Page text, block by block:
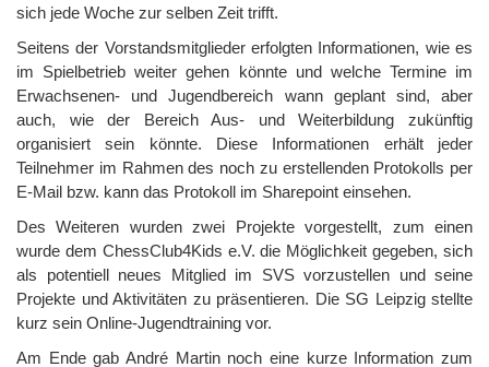
sich jede Woche zur selben Zeit trifft.
Seitens der Vorstandsmitglieder erfolgten Informationen, wie es
im Spielbetrieb weiter gehen könnte und welche Termine im
Erwachsenen- und Jugendbereich wann geplant sind, aber
auch, wie der Bereich Aus- und Weiterbildung zukünftig
organisiert sein könnte. Diese Informationen erhält jeder
Teilnehmer im Rahmen des noch zu erstellenden Protokolls per
E-Mail bzw. kann das Protokoll im Sharepoint einsehen.
Des Weiteren wurden zwei Projekte vorgestellt, zum einen
wurde dem ChessClub4Kids e.V. die Möglichkeit gegeben, sich
als potentiell neues Mitglied im SVS vorzustellen und seine
Projekte und Aktivitäten zu präsentieren. Die SG Leipzig stellte
kurz sein Online-Jugendtraining vor.
Am Ende gab André Martin noch eine kurze Information zum